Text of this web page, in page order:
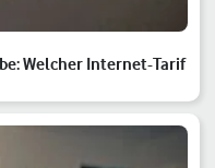
Welcher Internet-Tarif